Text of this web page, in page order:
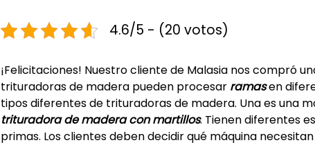
4.6/5 - (20 votos)
¡Felicitaciones! Nuestro cliente de Malasia nos compró
trituradoras de madera pueden procesar ramasen
tipos diferentes de trituradoras de madera. Una es una
trituradora de madera con martillos. Tienen diferentes
primas. Los clientes deben decidir qué máquina